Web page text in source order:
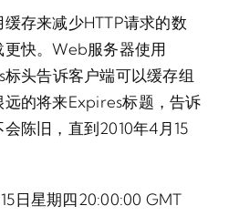
存来减少HTTP请求的数
快。Web服务器使用
头告诉客户端可以缓存组
的将来Expires标题，告诉
陈旧，直到2010年4月15
日星期四20:00:00 GMT